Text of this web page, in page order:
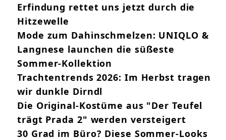
Erfindung rettet uns jetzt durch die
Hitzewelle
Mode zum Dahinschmelzen: UNIQLO &
Langnese launchen die süßeste
Sommer-Kollektion
Trachtentrends 2026: Im Herbst tragen
wir dunkle Dirndl
Die Original-Kostüme aus "Der Teufel
trägt Prada 2" werden versteigert
30 Grad im Büro? Diese Sommer-Looks